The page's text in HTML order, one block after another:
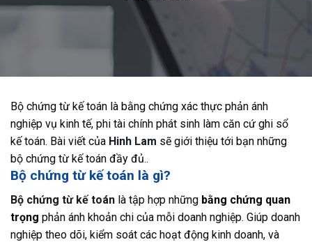
Bộ chứng từ kế toán là bằng chứng xác thực phản ánh
nghiệp vụ kinh tế, phi tài chính phát sinh làm căn cứ ghi sổ
kế toán. Bài viết của Hinh Lam sẽ giới thiệu tới bạn những
bộ chứng từ kế toán đầy đủ..
Bộ chứng từ kế toán là gì?
Bộ chứng từ kế toán là tập hợp những bằng chứng quan
trọng phản ánh khoản chi của mỗi doanh nghiệp. Giúp doanh
nghiệp theo dõi, kiểm soát các hoạt động kinh doanh, và